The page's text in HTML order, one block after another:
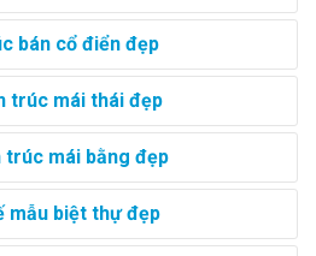
bán cổ điển đẹp
trúc mái thái đẹp
trúc mái bằng đẹp
mẫu biệt thự đẹp